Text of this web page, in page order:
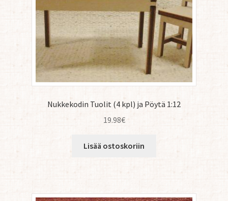
Nukkekodin Tuolit (4 kpl) ja Pöytä 1:12
19.98€
Lisää ostoskoriin